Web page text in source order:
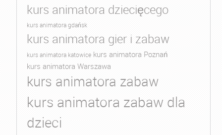
kurs animatora dziecięcego
kurs animatora gdańsk
kurs animatora gier i zabaw
kurs animatora katowice kurs animatora Poznań
kurs animatora Warszawa
kurs animatora zabaw
kurs animatora zabaw dla
dzieci